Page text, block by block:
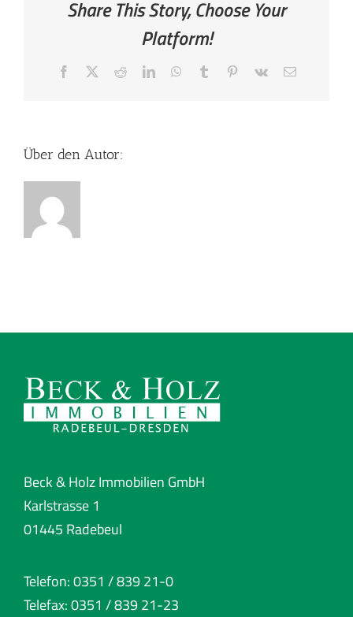
Share This Story, Choose Your
Platform!
Facebook RedditLinkedInWhatsApp
Tumblr Pinterest
Vk
E-
Über den Autor:
Beck & Holz Immobilien GmbH
Karlstrasse 1
01445 Radebeul
Telefon: 0351 / 839 21-0
Telefax: 0351 / 839 21-23